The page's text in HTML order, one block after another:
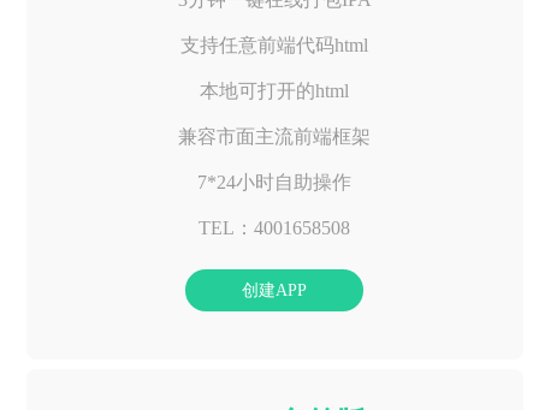
支持任意前端代码html
本地可打开的html
兼容市面主流前端框架
7*24小时自助操作
TEL：4001658508
创建APP